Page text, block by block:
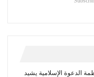
الدعوة الإسلامية يشيد